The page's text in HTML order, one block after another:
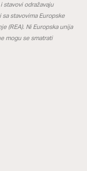
stavovi odražavaju
stavovima Europske
(REA). Ni Europska unija
mogu se smatrati